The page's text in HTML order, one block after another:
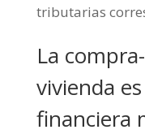
tributarias
La
vivienda
financiera